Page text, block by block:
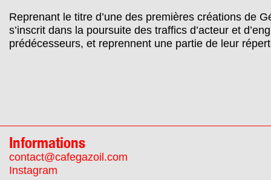
Reprenant le titre d’une des premières créations de
s’inscrit dans la poursuite des traffics d’acteur et
prédécesseurs, et reprennent une partie de leur
Informations
contact@cafegazoil.com
Instagram